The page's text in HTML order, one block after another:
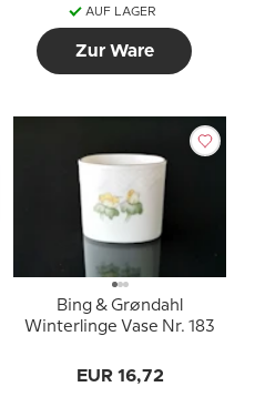
AUF LAGER
Zur Ware
Bing & Grøndahl
Winterlinge Vase Nr. 183
EUR 16,72